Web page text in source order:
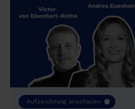
Aufzeichnung anschauen